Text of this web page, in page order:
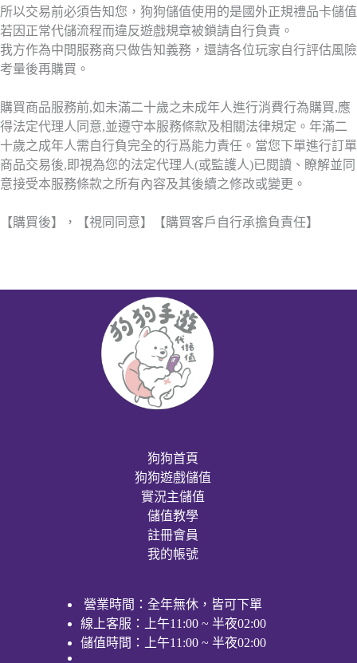
所以交易前必須告知您，狗狗儲值使用的是國外正規禮品卡儲值
若因正常代儲流程而違反遊戲規章被鎖請自行負責。
我方作為中間服務商只做告知義務，還請各位玩家自行評估風險
考量後再購買。
購買商品服務前,如未滿二十歲之未成年人進行消費行為購買,應
得法定代理人同意,並遵守本服務條款及相關法律規定。年滿二
十歲之成年人需自行負完全的行爲能力責任。當您下單進行訂單
商品交易後,即視為您的法定代理人(或監護人)已閱讀、瞭解並同
意接受本服務條款之所有內容及其後續之修改或變更。
【購買後】，【視同同意】【購買客戶自行承擔負責任】
狗狗首頁
狗狗遊戲儲值
實況主儲值
儲值教學
註冊會員
我的帳號
營業時間：全年無休，皆可下單
線上客服：上午11:00 ~ 半夜02:00
儲值時間：上午11:00 ~ 半夜02:00